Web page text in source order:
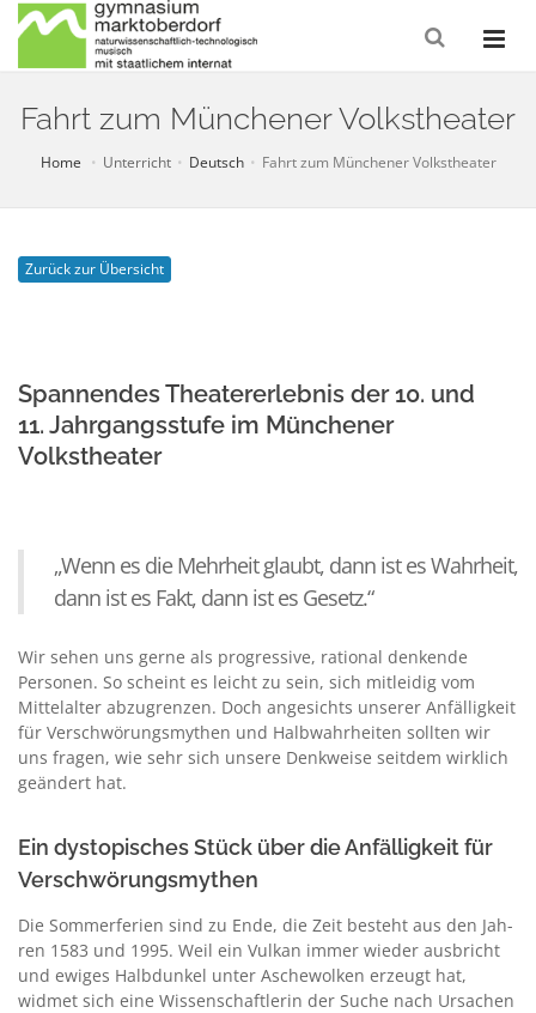
Fahrt zum Münchener Volkstheater
Home Unterricht Deutsch Fahrt zum Münchener Volkstheater
Zurück zur Übersicht
Spannendes Theatererlebnis der 10. und
11. Jahrgangsstufe im Münchener
Volkstheater
„Wenn es die Mehrheit glaubt, dann ist es Wahrheit,
dann ist es Fakt, dann ist es Gesetz.“
Wir sehen uns gerne als progressive, rational denkende
Perso­nen. So scheint es leicht zu sein, sich mitleidig vom
Mittelalter abzugrenzen. Doch angesichts unserer Anfälligkeit
für Ver­schwörungsmythen und Halbwahrheiten sollten wir
uns fragen, wie sehr sich unsere Denkweise seitdem wirklich
geändert hat.
Ein dystopisches Stück über die Anfälligkeit für
Verschwörungsmythen
Die Sommerferien sind zu Ende, die Zeit besteht aus den Jah­
ren 1583 und 1995. Weil ein Vulkan immer wieder ausbricht
und ewiges Halbdunkel unter Aschewolken erzeugt hat,
widmet sich eine Wissenschaftlerin der Suche nach Ursachen